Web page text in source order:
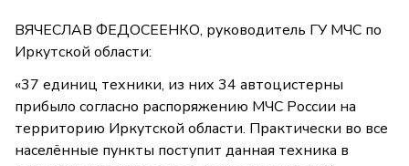
ВЯЧЕСЛАВ ФЕДОСЕЕНКО, руководитель ГУ МЧС по
Иркутской области:
«37 единиц техники, из них 34 автоцистерны
прибыло согласно распоряжению МЧС России на
территорию Иркутской области. Практически во все
населённые пункты поступит данная техника в